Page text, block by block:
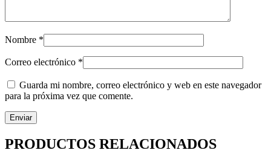
Nombre *
Correo electrónico *
Guarda mi nombre, correo electrónico y web en este navegador
para la próxima vez que comente.
PRODUCTOS RELACIONADOS